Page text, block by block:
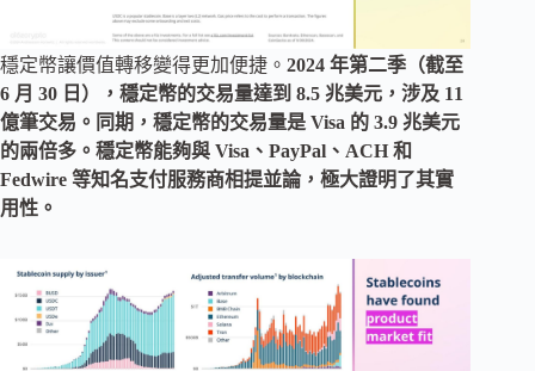
穩定幣讓價值轉移變得更加便捷。 2024 年第二季（截至
6 月 30 日），穩定幣的交易量達到 8.5 兆美元，涉及 11
億筆交易。同期，穩定幣的交易量是 Visa 的 3.9 兆美元
的兩倍多。穩定幣能夠與 Visa、PayPal、ACH 和
Fedwire 等知名支付服務商相提並論，極大證明了其實
用性。